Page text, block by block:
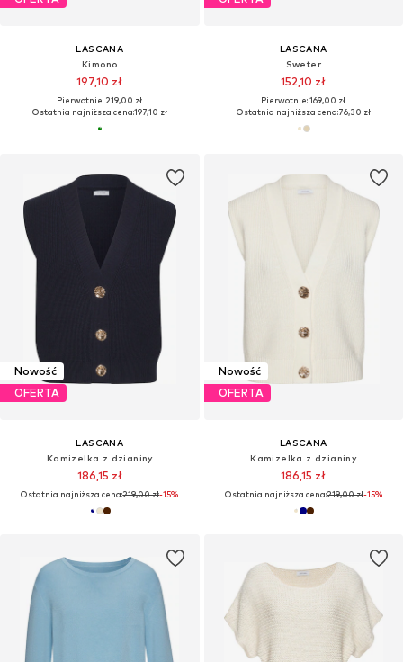
LASCANA
Kimono
197,10 zł
Pierwotnie: 219,00 zł
Ostatnia najniższa cena:197,10 zł
LASCANA
Sweter
152,10 zł
Pierwotnie: 169,00 zł
Ostatnia najniższa cena:76,30 zł
Nowość
OFERTA
LASCANA
Kamizelka z dzianiny
186,15 zł
Ostatnia najniższa cena:219,00 zł-15%
Nowość
OFERTA
LASCANA
Kamizelka z dzianiny
186,15 zł
Ostatnia najniższa cena:219,00 zł-15%